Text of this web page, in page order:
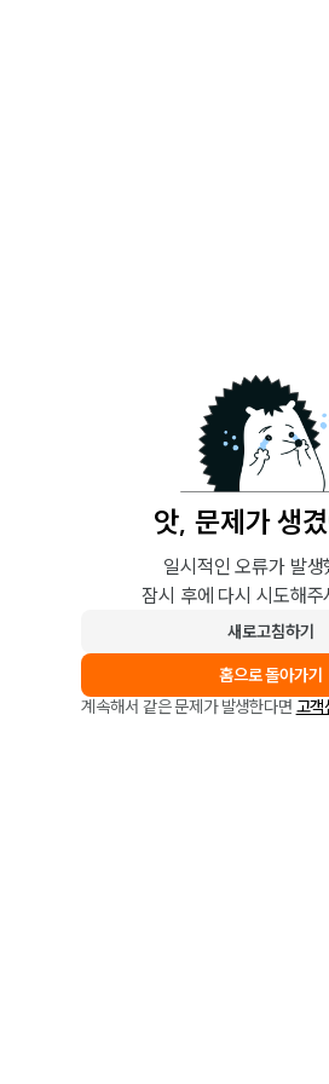
앗, 문제가 생
일시적인 오류가 발생
잠시 후에 다시 시도해주
새로고침하기
홈으로 돌아가기
계속해서 같은 문제가 발생한다면 고객